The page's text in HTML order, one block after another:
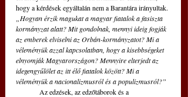
hogy a kérdések egyáltalán nem a Barantára irányultak.
„Hogyan érzik magukat a magyar fiatalok a fasiszta
kormányzat alatt? Mit gondolnak, mennyi ideig fogják
az emberek elviselni az Orbán-kormányzatot? Mi a
véleményük azzal kapcsolatban, hogy a kisebbségeket
elnyomják Magyarországon? Mennyire elterjedt az
idegengyűlölet az itt élő fiatalok között? Mi a
véleményük a nacionalizmusról és a populizmusról?”